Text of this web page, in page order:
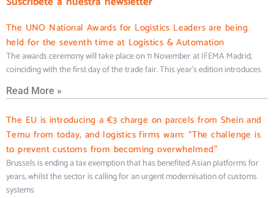
The UNO National Awards for Logistics Leaders are being
held for the seventh time at Logistics & Automation
The awards ceremony will take place on 11 November at IFEMA Madrid,
coinciding with the first day of the trade fair. This year’s edition introduces
Read More »
The EU is introducing a €3 charge on parcels from Shein and
Temu from today, and logistics firms warn: “The challenge is
to prevent customs from becoming overwhelmed”
Brussels is ending a tax exemption that has benefited Asian platforms for
years, whilst the sector is calling for an urgent modernisation of customs
systems